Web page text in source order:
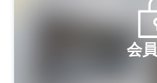
会